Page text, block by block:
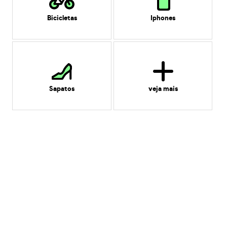
Bicicletas Iphones
Sapatos veja mais